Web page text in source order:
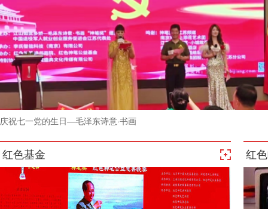
庆祝七一党的生日—毛泽东诗意·书画
红色基金 红